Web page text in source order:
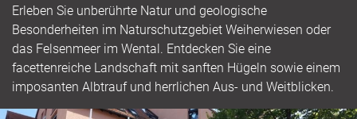
Erleben Sie unberührte Natur und geologische
Besonderheiten im Naturschutzgebiet Weiherwiesen oder
das Felsenmeer im Wental. Entdecken Sie eine
facettenreiche Landschaft mit sanften Hügeln sowie einem
imposanten Albtrauf und herrlichen Aus- und Weitblicken.